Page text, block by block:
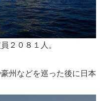
２０８１人。
州などを巡った後に日本